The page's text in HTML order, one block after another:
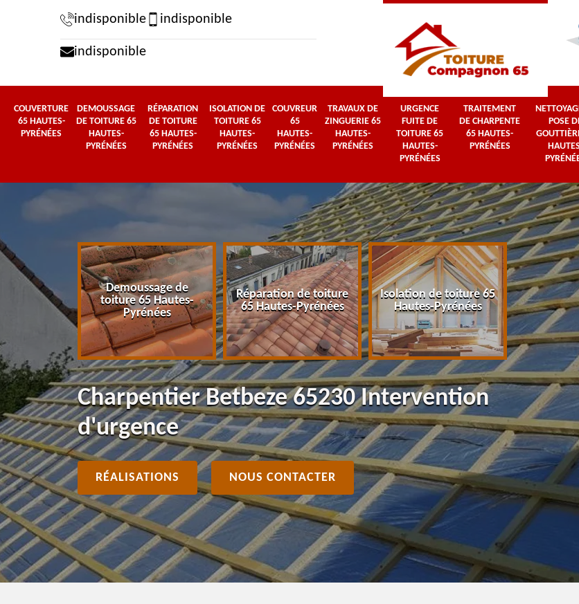
indisponible indisponible
indisponible
COUVERTURE
65 HAUTES-
PYRÉNÉES
DEMOUSSAGE
DE TOITURE 65
HAUTES-
PYRÉNÉES
RÉPARATION
DE TOITURE
65 HAUTES-
PYRÉNÉES
ISOLATION DE
TOITURE 65
HAUTES-
PYRÉNÉES
COUVREUR
65
HAUTES-
PYRÉNÉES
TRAVAUX DE
ZINGUERIE 65
HAUTES-
PYRÉNÉES
URGENCE
FUITE DE
TOITURE 65
HAUTES-
PYRÉNÉES
TRAITEMENT
DE CHARPENTE
65 HAUTES-
PYRÉNÉES
POSE
Hautes-
Demoussage de
toiture 65 Hautes-
Pyrénées
Réparation de toiture
65 Hautes-Pyrénées
Isolation de toiture 65
Hautes-Pyrénées
Couvreur
Charpentier Betbeze 65230 Intervention
d'urgence
RÉALISATIONS NOUS CONTACTER